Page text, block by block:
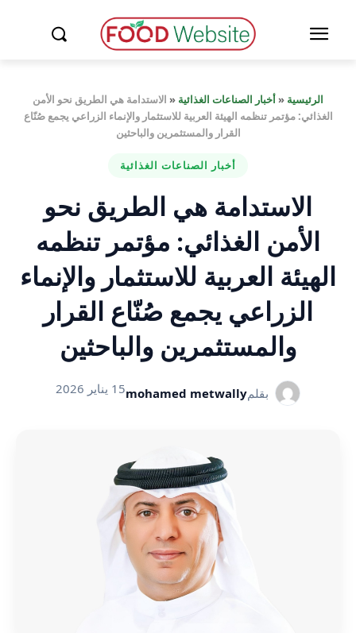
الرئيسية «أخبار الصناعات الغذائية « الاستدامة هي الطريق نحو الأمن
الغذائي: مؤتمر تنظمه الهيئة العربية للاستثمار والإنماء الزراعي يجمع صُنّاع
القرار والمستثمرين والباحثين
أخبار الصناعات الغذائية
الاستدامة هي الطريق نحو
الأمن الغذائي: مؤتمر تنظمه
الهيئة العربية للاستثمار والإنماء
الزراعي يجمع صُنّاع القرار
والمستثمرين والباحثين
بقلمmohamed metwally15 يناير 2026